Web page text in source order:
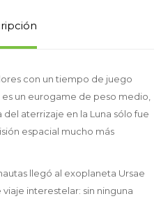
con un tiempo de juego
un eurogame de peso medio,
aterrizaje en la Luna sólo fue
espacial mucho más
llegó al exoplaneta Ursae
interestelar: sin ninguna